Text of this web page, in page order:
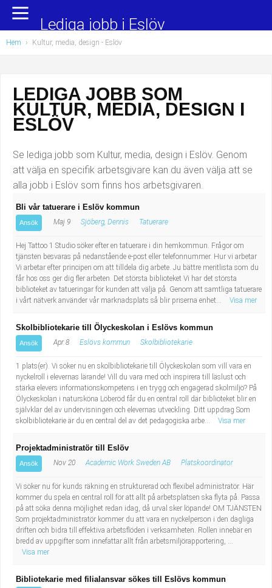
Yrkesområden
Administration, ekonomi, juridik
Chefer och verksamhetsledare
Data/IT
Försäljning, inköp, marknadsföring
Hotell, restaurang, storhushåll
Hälso- och sjukvård
Industriell tillverkning
Kropps- och skönhetsvård
Kultur, media, design
Militärt arbete
Naturvetenskapligt arbete
Pedagogiskt arbete
Sanering och renhållning
Socialt arbete
Säkerhetsarbete
Populära jobb
Undersköterska, hemtjänst och äldreboende
Barnskötare
Lärare i förskola/Förskollärare
Lagerarbetare
Elevassistent
Personlig assistent
Behandlingsassistent/Socialpedagog
Budbilsförare
Tidningsbud/Tidningsdistributör
Lärare i fritidshem/Fritidspedagog
Läkarsekreterare/Vårdadmin/Medicinsk
sekreterare
Lastbilsförare m.fl.
Fastighetsskötare
Informatör/Kommunikatör
Lediga jobb i Eslöv
Hem › Kultur, media, design - Eslöv
LEDIGA JOBB SOM
KULTUR, MEDIA, DESIGN I
ESLÖV
Se lediga jobb som Kultur, media, design i Eslöv. Genom
att välja en specifik arbetsgivare kan du även välja att se
alla jobb i Eslöv som finns hos arbetsgivaren.
Bli vår tatuerare i Eslöv kommun
Ansök Maj 9 Sjöberg, Dennis Tatuerare
Hej Tattoo 1 Studio söker efter en tatuerare i din hemkommun. Frågor om
tjänsten besvaras på nedanstående e-post eller telefonnummer. Hur vi arbetar
Vi arbetar efter principen om att tilldela dig arbete. Ju bättre meritlista som du
får hos oss ger dig fler arbeten. Det största biblioteket Vi har det största
biblioteket av tatueringar för kunden att välja på. Genom att samtliga tatuerare
i vårt nätverk använder vår marknadsplats så blir priserna enhet...
Visa mer
Skolbibliotekarie till Ölyckeskolan i Eslövs kommun
Ansök Apr 8 Eslövs kommun Skolbibliotekarie
1 plats(er). Vi söker nu en skolbibliotekarie till Ölyckeskolan som vill vara en
nyckelroll i elevernas lärande! Vill du vara med och inspirera till läslust och
stärka elevers informationskompetens i en trygg och engagerad skolmiljö? På
Ölyckeskolan i natursköna Löberöd får du en central roll där biblioteket blir en
självklar del av undervisningen och elevernas utveckling. Ditt uppdrag Som
skolbibliotekarie är du en central del av det pedagogiska arbe...
Visa mer
Projektadministratör till Eslöv
Ansök Nov 20 Academic Work Sweden AB Platskoordinator
Vi söker nu för kunds räkning en strukturerad och flexibel administratör. Här
kommer du spela en central roll för att allt på arbetsplatsen ska flyta på. Passa
på att söka denna möjlighet redan idag, då urval sker löpande! OM TJÄNSTEN
Som projektadministratör kommer du att vara en nyckelperson i den dagliga
driften och bidra till effektiva arbetsflöden i verksamheten. Rollen innebär en
bredd av uppgifter som innefattar allt från arbetsmiljörapportering, ...
Visa mer
Bibliotekarie med filialansvar sökes till Eslövs kommun